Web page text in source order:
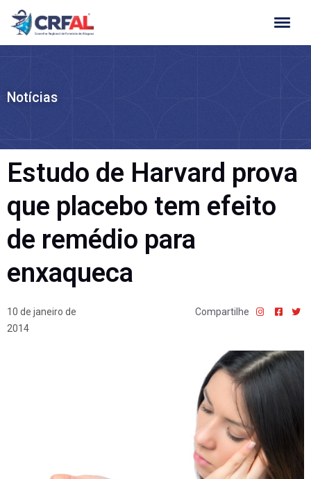
Ir
para
Notícias
Estudo de Harvard prova
que placebo tem efeito
de remédio para
enxaqueca
10 de janeiro de
2014
Compartilhe